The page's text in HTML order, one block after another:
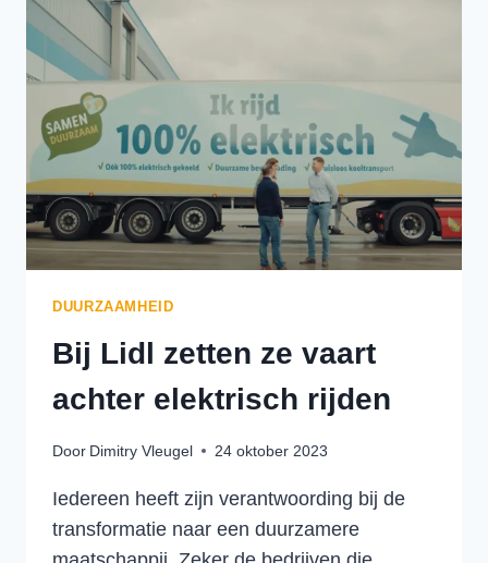
GESPECIALISEERD
PLATFORM
TRANSPORTBEDRIJVEN
HELPEN
BIJ
ONLINE
ZICHTBAARHEID
DUURZAAMHEID
Bij Lidl zetten ze vaart
achter elektrisch rijden
Door Dimitry Vleugel 24 oktober 2023
Iedereen heeft zijn verantwoording bij de
transformatie naar een duurzamere